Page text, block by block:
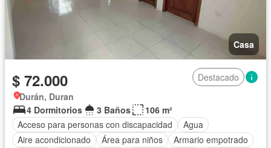
Casa
$ 72.000
Destacado
Durán, Duran
4 Dormitorios
3 Baños
106 m²
Acceso para personas con discapacidad
Agua
Aire acondicionado
Área para niños
Armario empotrado